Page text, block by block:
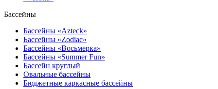
Бассейны
Бассейны «Azteck»
Бассейны «Zodiac»
Бассейны «Восьмерка»
Бассейны «Summer Fun»
Бассейн круглый
Овальные бассейны
Бюджетные каркасные бассейны